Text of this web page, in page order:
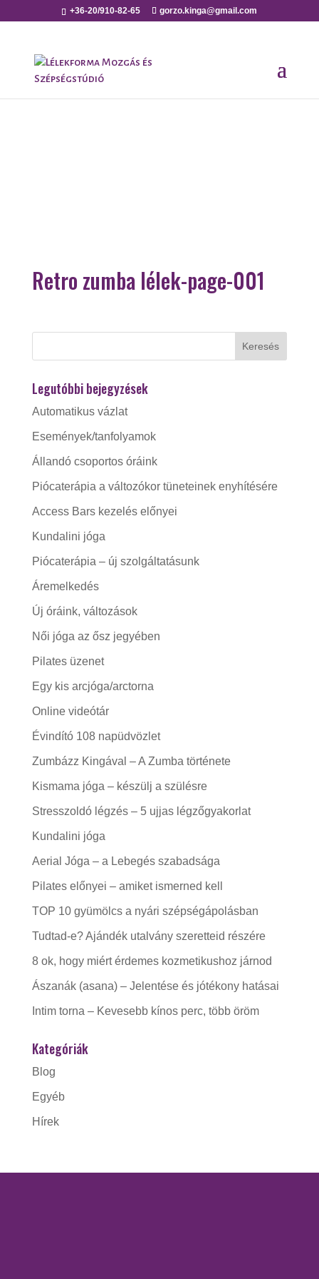
+36-20/910-82-65 gorzo.kinga@gmail.com
Retro zumba lélek-page-001
Legutóbbi bejegyzések
Automatikus vázlat
Események/tanfolyamok
Állandó csoportos óráink
Piócaterápia a változókor tüneteinek enyhítésére
Access Bars kezelés előnyei
Kundalini jóga
Piócaterápia – új szolgáltatásunk
Áremelkedés
Új óráink, változások
Női jóga az ősz jegyében
Pilates üzenet
Egy kis arcjóga/arctorna
Online videótár
Évindító 108 napüdvözlet
Zumbázz Kingával – A Zumba története
Kismama jóga – készülj a szülésre
Stresszoldó légzés – 5 ujjas légzőgyakorlat
Kundalini jóga
Aerial Jóga – a Lebegés szabadsága
Pilates előnyei – amiket ismerned kell
TOP 10 gyümölcs a nyári szépségápolásban
Tudtad-e? Ajándék utalvány szeretteid részére
8 ok, hogy miért érdemes kozmetikushoz járnod
Ászanák (asana) – Jelentése és jótékony hatásai
Intim torna – Kevesebb kínos perc, több öröm
Kategóriák
Blog
Egyéb
Hírek